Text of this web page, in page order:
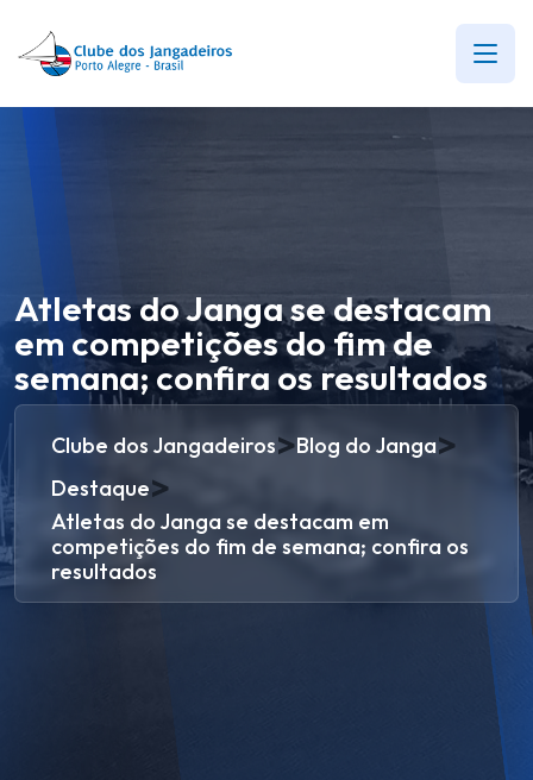
Atletas do Janga se destacam
em competições do fim de
semana; confira os resultados
Clube dos Jangadeiros>Blog do Janga>
Destaque>
Atletas do Janga se destacam em
competições do fim de semana; confira os
resultados